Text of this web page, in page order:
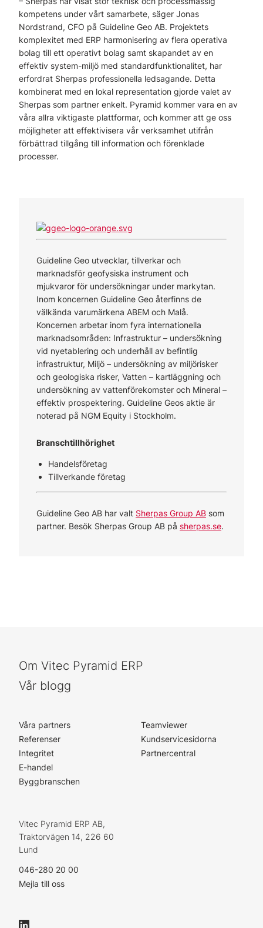
kompetens under vårt samarbete, säger Jonas
Nordstrand, CFO på Guideline Geo AB. Projektets
komplexitet med ERP harmonisering av flera operativa
bolag till ett operativt bolag samt skapandet av en
effektiv system-miljö med standardfunktionalitet, har
erfordrat Sherpas professionella ledsagande. Detta
kombinerat med en lokal representation gjorde valet av
Sherpas som partner enkelt. Pyramid kommer vara en av
våra allra viktigaste plattformar, och kommer att ge oss
möjligheter att effektivisera vår verksamhet utifrån
förbättrad tillgång till information och förenklade
processer.
Guideline Geo utvecklar, tillverkar och
marknadsför geofysiska instrument och
mjukvaror för undersökningar under markytan.
Inom koncernen Guideline Geo återfinns de
välkända varumärkena ABEM och Malå.
Koncernen arbetar inom fyra internationella
marknadsområden: Infrastruktur – undersökning
vid nyetablering och underhåll av befintlig
infrastruktur, Miljö – undersökning av miljörisker
och geologiska risker, Vatten – kartläggning och
undersökning av vattenförekomster och Mineral –
effektiv prospektering. Guideline Geos aktie är
noterad på NGM Equity i Stockholm.
Branschtillhörighet
Handelsföretag
Tillverkande företag
Guideline Geo AB har valt Sherpas Group AB som
partner. Besök Sherpas Group AB på sherpas.se.
Om Vitec Pyramid ERP
Vår blogg
Våra partners
Referenser
Integritet
E-handel
Byggbranschen
Teamviewer
Kundservicesidorna
Partnercentral
Vitec Pyramid ERP AB,
Traktorvägen 14, 226 60
Lund
046-280 20 00
Mejla till oss